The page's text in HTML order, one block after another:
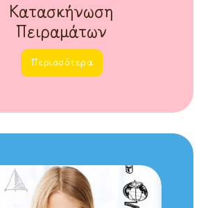
Κατασκήνωση
Πειραμάτων
Περισσότερα